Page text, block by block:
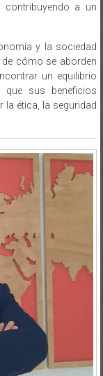
contribuyendo a un
y la sociedad
de cómo se aborden
un equilibrio
que sus beneficios
la ética, la seguridad